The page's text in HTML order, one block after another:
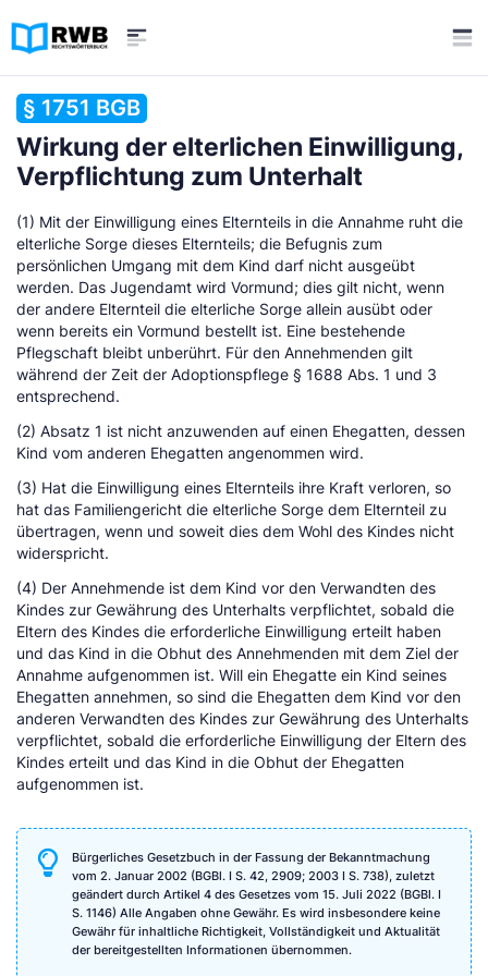
§ 1751 BGB
Wirkung der elterlichen Einwilligung,
Verpflichtung zum Unterhalt
(1) Mit der Einwilligung eines Elternteils in die Annahme ruht die
elterliche Sorge dieses Elternteils; die Befugnis zum
persönlichen Umgang mit dem Kind darf nicht ausgeübt
werden. Das Jugendamt wird Vormund; dies gilt nicht, wenn
der andere Elternteil die elterliche Sorge allein ausübt oder
wenn bereits ein Vormund bestellt ist. Eine bestehende
Pflegschaft bleibt unberührt. Für den Annehmenden gilt
während der Zeit der Adoptionspflege § 1688 Abs. 1 und 3
entsprechend.
(2) Absatz 1 ist nicht anzuwenden auf einen Ehegatten, dessen
Kind vom anderen Ehegatten angenommen wird.
(3) Hat die Einwilligung eines Elternteils ihre Kraft verloren, so
hat das Familiengericht die elterliche Sorge dem Elternteil zu
übertragen, wenn und soweit dies dem Wohl des Kindes nicht
widerspricht.
(4) Der Annehmende ist dem Kind vor den Verwandten des
Kindes zur Gewährung des Unterhalts verpflichtet, sobald die
Eltern des Kindes die erforderliche Einwilligung erteilt haben
und das Kind in die Obhut des Annehmenden mit dem Ziel der
Annahme aufgenommen ist. Will ein Ehegatte ein Kind seines
Ehegatten annehmen, so sind die Ehegatten dem Kind vor den
anderen Verwandten des Kindes zur Gewährung des Unterhalts
verpflichtet, sobald die erforderliche Einwilligung der Eltern des
Kindes erteilt und das Kind in die Obhut der Ehegatten
aufgenommen ist.
Bürgerliches Gesetzbuch in der Fassung der Bekanntmachung
vom 2. Januar 2002 (BGBl. I S. 42, 2909; 2003 I S. 738), zuletzt
geändert durch Artikel 4 des Gesetzes vom 15. Juli 2022 (BGBl. I
S. 1146) Alle Angaben ohne Gewähr. Es wird insbesondere keine
Gewähr für inhaltliche Richtigkeit, Vollständigkeit und Aktualität
der bereitgestellten Informationen übernommen.